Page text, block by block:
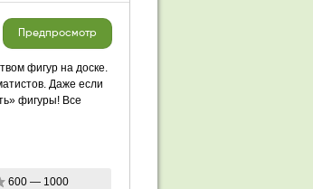
Предпросмотр
фигур на доске.
Даже если
фигуры! Все
600 — 1000